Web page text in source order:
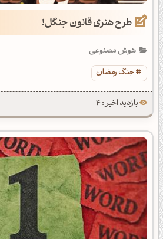
طرح هنری قانون جنگل!
هوش مصنوعی
جنگ رمضان
بازدید اخیر : 4